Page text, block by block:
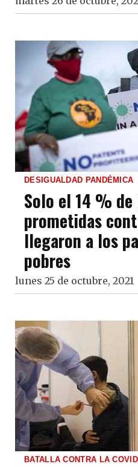
DESIGUALDAD PANDÉMICA
Solo el 14 % de
prometidas
llegaron a los
pobres
lunes 25 de octubre, 2021
BATALLA CONTRA LA